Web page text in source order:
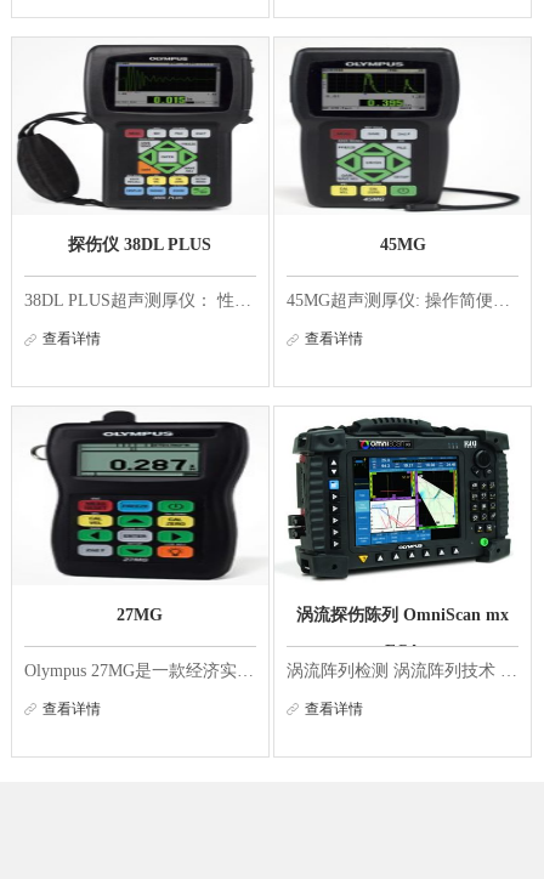
探伤仪 38DL PLUS
38DL PLUS超声测厚仪： 性能高级、操作简便、坚固耐用、结果可靠 38DL PLUS测厚仪是一款开创超声测厚技术新时代的创新型仪器。这款手持式测厚仪可有效地适用于几乎各种超声测厚应用，而且与几乎各种双晶探头和单晶探头完全兼容。功能齐全的38DL PLUS测厚仪可...
查看详情
45MG
45MG超声测厚仪: 操作简便、坚固耐用、性能可靠 45MG仪器是一款带有各种标准测量功能和软件选项的高级超声测厚仪。这款独具特色的仪器与所有Olympus双晶和单晶测厚探头兼容，是一款集所有解决方案于一机的创新型仪器，可用于几乎所有测厚应用。 使用双晶探头...
查看详情
27MG
查看详情
涡流探伤陈列 OmniScan mx
ECA
查看详情